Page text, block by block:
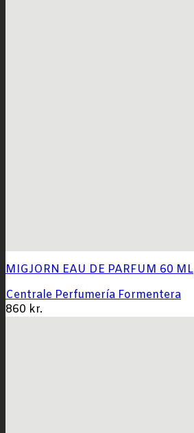
MIGJORN EAU DE PARFUM 60 ML
Centrale Perfumería Formentera
860 kr.